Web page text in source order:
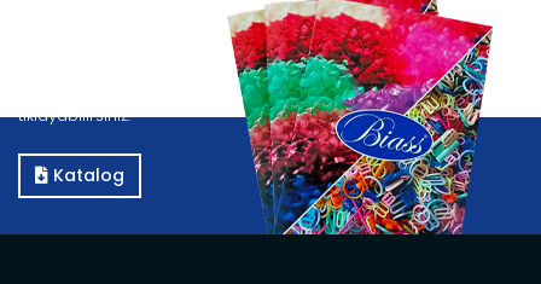
Kataloğumuzu görüntülemek için E-Katalog butonuna
tıklayabilirsiniz.
Katalog